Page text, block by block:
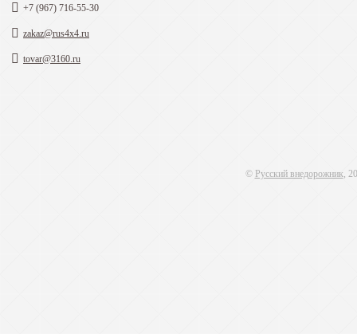
+7 (967) 716-55-30
zakaz@rus4x4.ru
tovar@3160.ru
© Русский внедорожник,